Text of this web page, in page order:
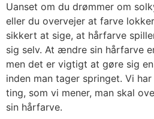
Uanset om du drømmer om
eller du overvejer at farve
sikkert at sige, at hårfarve
sig selv. At ændre sin hårfarve
men det er vigtigt at gøre sig
inden man tager springet. Vi
ting, som vi mener, man skal
sin hårfarve.